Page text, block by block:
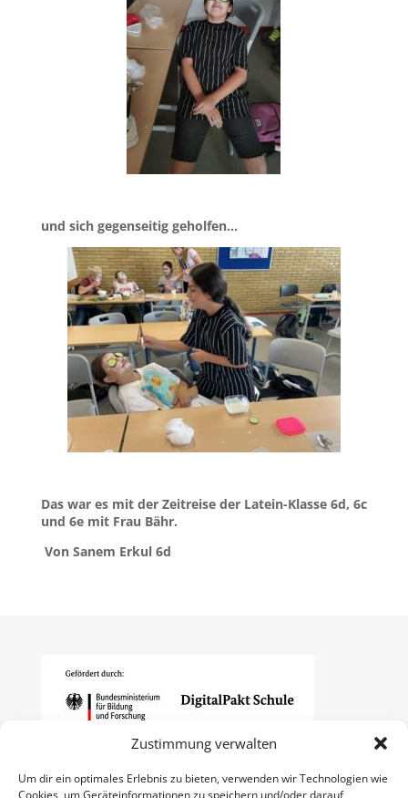
Zustimmung verwalten
Um dir ein optimales Erlebnis zu bieten, verwenden wir Technologien wie
Cookies, um Geräteinformationen zu speichern und/oder darauf
und sich gegenseitig geholfen…
Das war es mit der Zeitreise der Latein-Klasse 6d, 6c
und 6e mit Frau Bähr.
Von Sanem Erkul 6d